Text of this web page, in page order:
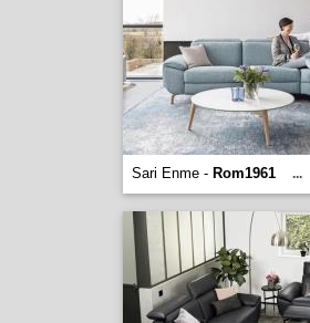
Sari Enme - Rom1961 ...